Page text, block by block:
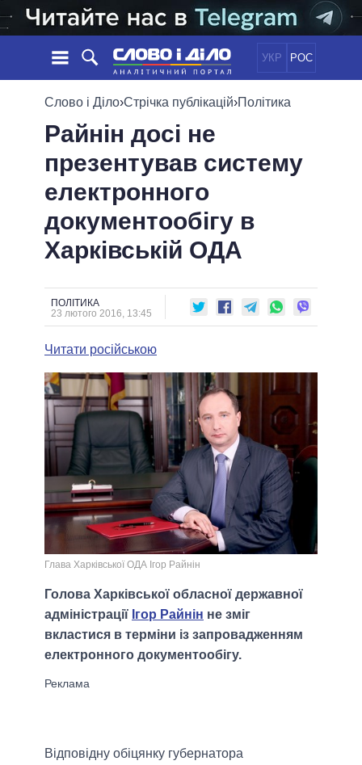
УКР РОС
НОВИНИ
СТРІЧКА
ПОДІЇ
СТАТТІ
ОГЛЯДИ
ДАЙДЖЕСТИ
ПОЛІТИКА
ЕКОНОМІКА
СУСПІЛЬСТВО
СВІТ
ОБIЦЯНКИ
ПОЛIТИКИ
УСІ ПОЛІТИКИ
ПРЕЗИДЕНТ І ОФІС
ВЕРХОВНА РАДА
ГОЛОВИ ОБЛАДМІНІСТРАЦІЙ
МЕРИ МІСТ
ВСІ ПЕРСОНИ
ІНФОГРАФІКА
ВІДЕО
ПОРІВНЯННЯ ПОЛІТИКІВ
Слово і Діло›Стрічка публікацій›Політика
Райнін досі не
презентував систему
електронного
документообігу в
Харківській ОДА
ПОЛІТИКА
23 лютого 2016, 13:45
Читати російською
Глава Харківської ОДА Ігор Райнін
Голова Харківської обласної державної
адміністрації Ігор Райнін не зміг
вкластися в терміни із запровадженням
електронного документообігу.
Відповідну обіцянку губернатора